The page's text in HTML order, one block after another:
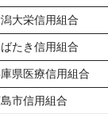
大栄信用組合
たき信用組合
県医療信用組合
市信用組合